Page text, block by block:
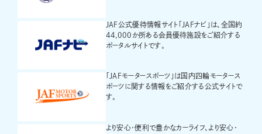
JAF公式優待情報サイト「JAFナビ」は、全国約
44,000か所ある会員優待施設をご紹介する
ポータルサイトです。
「JAFモータースポーツ」は国内四輪モータース
ポーツに関する情報をご紹介する公式サイトで
す。
より安心・便利で豊かなカーライフ、より安心・